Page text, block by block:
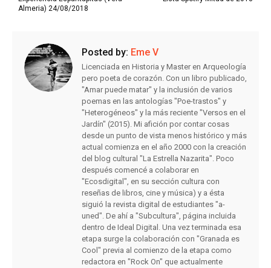
Almeria) 24/08/2018
Posted by: Eme V
Licenciada en Historia y Master en Arqueología
pero poeta de corazón. Con un libro publicado,
"Amar puede matar" y la inclusión de varios
poemas en las antologías "Poe-trastos" y
"Heterogéneos" y la más reciente "Versos en el
Jardín" (2015). Mi afición por contar cosas
desde un punto de vista menos histórico y más
actual comienza en el año 2000 con la creación
del blog cultural "La Estrella Nazarita". Poco
después comencé a colaborar en
"Ecosdigital", en su sección cultura con
reseñas de libros, cine y música) y a ésta
siguió la revista digital de estudiantes "a-
uned". De ahí a "Subcultura", página incluida
dentro de Ideal Digital. Una vez terminada esa
etapa surge la colaboración con "Granada es
Cool" previa al comienzo de la etapa como
redactora en "Rock On" que actualmente